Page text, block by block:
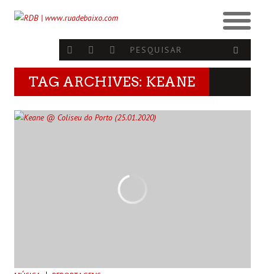
TAG ARCHIVES: KEANE